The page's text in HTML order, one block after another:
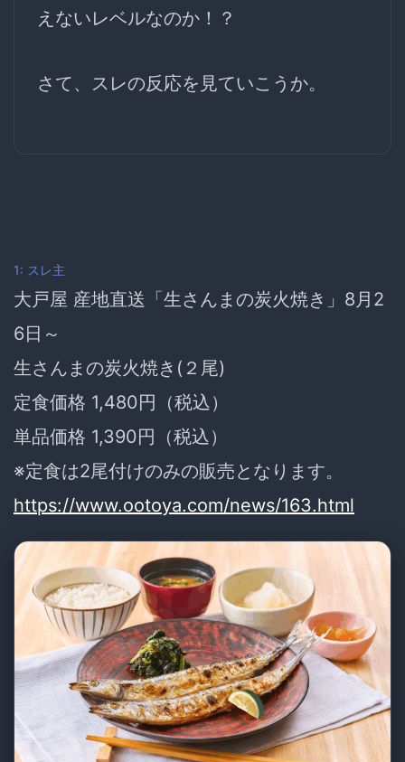
えないレベルなのか！？
さて、スレの反応を見ていこうか。
1: スレ主
大戸屋 産地直送「生さんまの炭火焼き」8月2
6日～
生さんまの炭火焼き(２尾)
定食価格 1,480円（税込）
単品価格 1,390円（税込）
※定食は2尾付けのみの販売となります。
https://www.ootoya.com/news/163.html